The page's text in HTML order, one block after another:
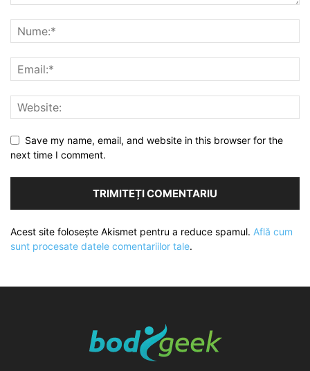
Save my name, email, and website in this browser for the
next time I comment.
Acest site folosește Akismet pentru a reduce spamul. Află cum
sunt procesate datele comentariilor tale.